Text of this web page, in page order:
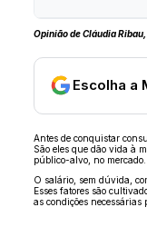
Opinião de Cláudia
Escolha a
Antes de conquistar
São eles que dão vida à
público-alvo, no mercado.
O salário, sem dúvida,
Esses fatores são
as condições